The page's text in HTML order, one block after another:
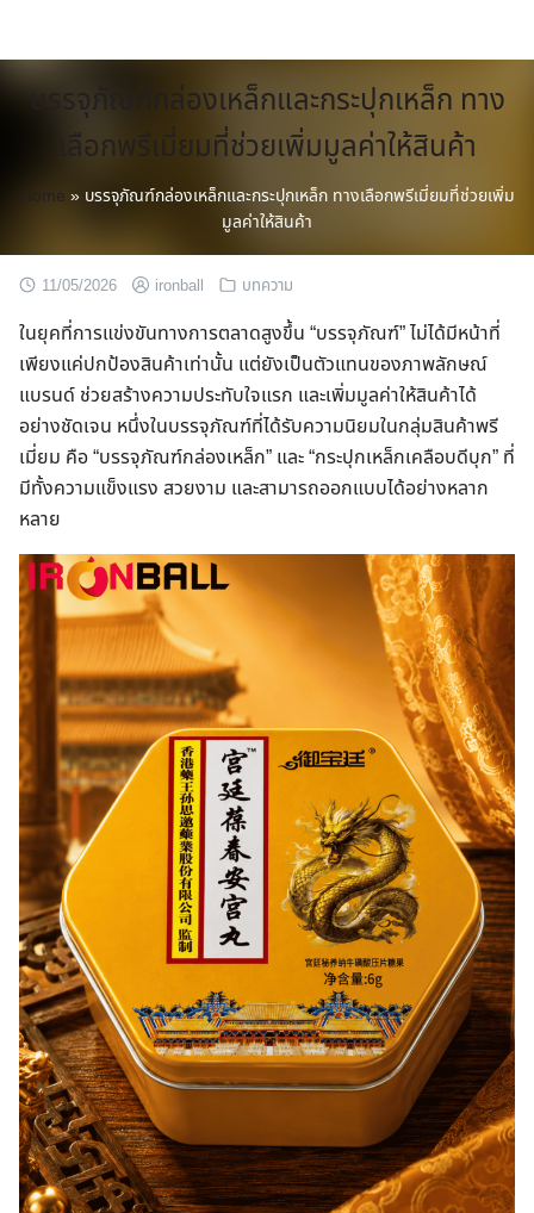
content
บรรจุภัณฑ์กล่องเหล็กและกระปุกเหล็ก ทาง
เลือกพรีเมี่ยมที่ช่วยเพิ่มมูลค่าให้สินค้า
Home » บรรจุภัณฑ์กล่องเหล็กและกระปุกเหล็ก ทางเลือกพรีเมี่ยมที่ช่วยเพิ่ม
มูลค่าให้สินค้า
11/05/2026 ironball บทความ
ในยุคที่การแข่งขันทางการตลาดสูงขึ้น “บรรจุภัณฑ์” ไม่ได้มีหน้าที่
เพียงแค่ปกป้องสินค้าเท่านั้น แต่ยังเป็นตัวแทนของภาพลักษณ์
แบรนด์ ช่วยสร้างความประทับใจแรก และเพิ่มมูลค่าให้สินค้าได้
อย่างชัดเจน หนึ่งในบรรจุภัณฑ์ที่ได้รับความนิยมในกลุ่มสินค้าพรี
เมี่ยม คือ “บรรจุภัณฑ์กล่องเหล็ก” และ “กระปุกเหล็กเคลือบดีบุก” ที่
มีทั้งความแข็งแรง สวยงาม และสามารถออกแบบได้อย่างหลาก
หลาย